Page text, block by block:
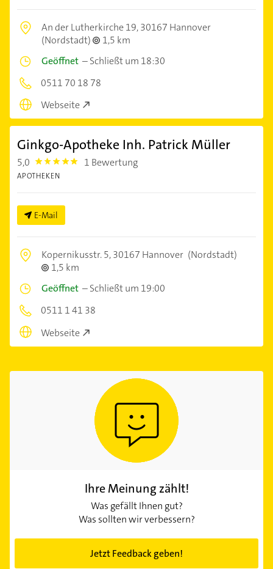
An der Lutherkirche 19,30167 Hannover
(Nordstadt)
1,5 km
Geöffnet –Schließt um 18:30
0511 70 18 78
Webseite
Ginkgo-Apotheke Inh. Patrick Müller
5,0 5.0 1 Bewertung
APOTHEKEN
E-Mail
Kopernikusstr. 5,30167 Hannover (Nordstadt)
1,5 km
Geöffnet –Schließt um 19:00
0511 1 41 38
Webseite
Ihre Meinung zählt!
Was gefällt Ihnen gut?
Was sollten wir verbessern?
Jetzt Feedback geben!